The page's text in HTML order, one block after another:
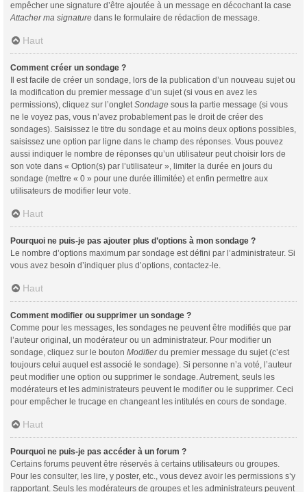
empêcher une signature d’être ajoutée à un message en décochant la case
Attacher ma signature dans le formulaire de rédaction de message.
Haut
Comment créer un sondage ?
Il est facile de créer un sondage, lors de la publication d’un nouveau sujet ou
la modification du premier message d’un sujet (si vous en avez les
permissions), cliquez sur l’ongletSondage sous la partie message (si vous
ne le voyez pas, vous n’avez probablement pas le droit de créer des
sondages). Saisissez le titre du sondage et au moins deux options possibles,
saisissez une option par ligne dans le champ des réponses. Vous pouvez
aussi indiquer le nombre de réponses qu’un utilisateur peut choisir lors de
son vote dans « Option(s) par l’utilisateur », limiter la durée en jours du
sondage (mettre « 0 » pour une durée illimitée) et enfin permettre aux
utilisateurs de modifier leur vote.
Haut
Pourquoi ne puis-je pas ajouter plus d’options à mon sondage ?
Le nombre d’options maximum par sondage est défini par l’administrateur. Si
vous avez besoin d’indiquer plus d’options, contactez-le.
Haut
Comment modifier ou supprimer un sondage ?
Comme pour les messages, les sondages ne peuvent être modifiés que par
l’auteur original, un modérateur ou un administrateur. Pour modifier un
sondage, cliquez sur le bouton Modifierdu premier message du sujet (c’est
toujours celui auquel est associé le sondage). Si personne n’a voté, l’auteur
peut modifier une option ou supprimer le sondage. Autrement, seuls les
modérateurs et les administrateurs peuvent le modifier ou le supprimer. Ceci
pour empêcher le trucage en changeant les intitulés en cours de sondage.
Haut
Pourquoi ne puis-je pas accéder à un forum ?
Certains forums peuvent être réservés à certains utilisateurs ou groupes.
Pour les consulter, les lire, y poster, etc., vous devez avoir les permissions s’y
rapportant. Seuls les modérateurs de groupes et les administrateurs peuvent